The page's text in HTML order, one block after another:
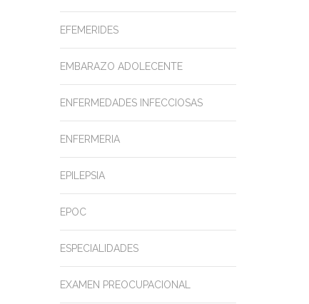
EFEMERIDES
EMBARAZO ADOLECENTE
ENFERMEDADES INFECCIOSAS
ENFERMERIA
EPILEPSIA
EPOC
ESPECIALIDADES
EXAMEN PREOCUPACIONAL